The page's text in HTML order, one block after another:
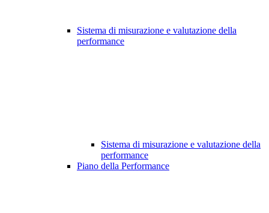
Sistema di misurazione e valutazione della
performance
Sistema di misurazione e valutazione della
performance
Piano della Performance